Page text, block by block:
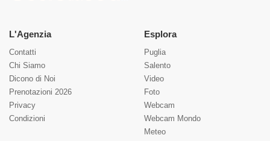
L'Agenzia
Contatti
Chi Siamo
Dicono di Noi
Prenotazioni 2026
Privacy
Condizioni
Esplora
Puglia
Salento
Video
Foto
Webcam
Webcam Mondo
Meteo